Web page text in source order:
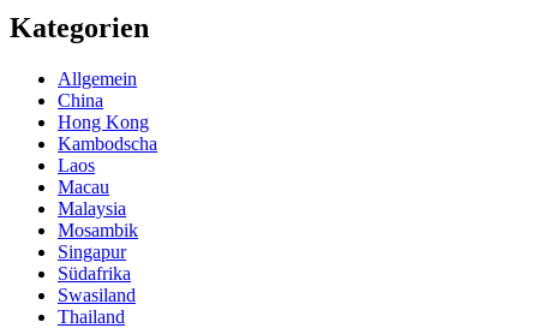
Kategorien
Allgemein
China
Hong Kong
Kambodscha
Laos
Macau
Malaysia
Mosambik
Singapur
Südafrika
Swasiland
Thailand